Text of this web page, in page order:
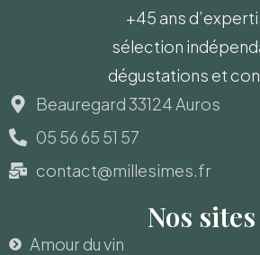
+45 ans
sélection
dégustations et
Beauregard 33124 Auros
05 56 65 51 57
contact@millesimes.fr
Nos sites
Amour du vin